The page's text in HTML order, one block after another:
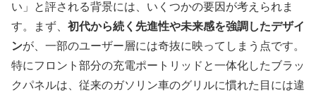
い」と評される背景には、いくつかの要因が考えられま
す。まず、 初代から続く先進性や未来感を強調したデザイ
ンが、一部のユーザー層には奇抜に映ってしまう点です。
特にフロント部分の充電ポートリッドと一体化したブラッ
クパネルは、従来のガソリン車のグリルに慣れた目には違